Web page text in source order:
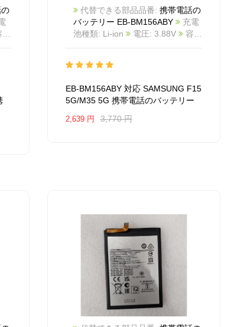
代替できる部品品番: 携帯電話の
バッテリー EB-BM156ABY
充電
池種類: Li-ion
電圧: 3.88V
容
2504BA0841M_Te
換品番: EB-BM156ABY 対応ラッ
モデル: For SAMSUNG F15
5G/M35 5G
EB-BM156ABY 対応 SAMSUNG F15
5G/M35 5G 携帯電話のバッテリー
2,639 円 3,770 円